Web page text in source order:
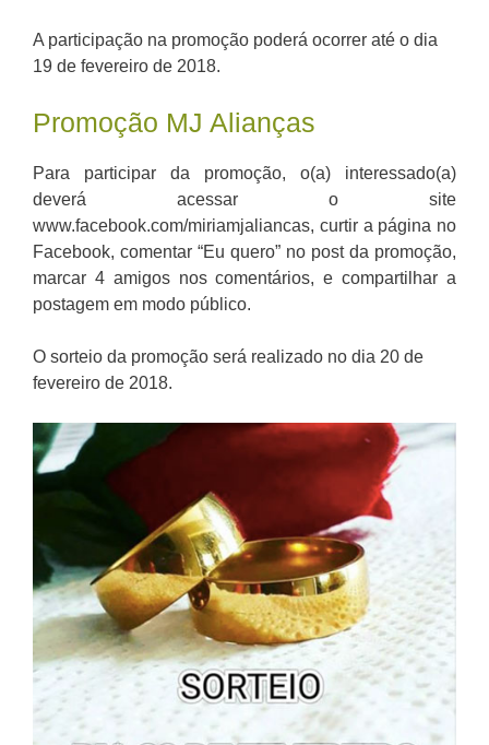
A participação na promoção poderá ocorrer até o dia
19 de fevereiro de 2018.
Promoção MJ Alianças
Para participar da promoção, o(a) interessado(a)
deverá acessar o site
www.facebook.com/miriamjaliancas, curtir a página no
Facebook, comentar “Eu quero” no post da promoção,
marcar 4 amigos nos comentários, e compartilhar a
postagem em modo público.
O sorteio da promoção será realizado no dia 20 de
fevereiro de 2018.